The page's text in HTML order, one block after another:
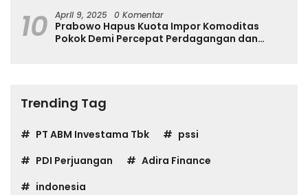
10 April 9, 2025 0 Komentar
Prabowo Hapus Kuota Impor Komoditas
Pokok Demi Percepat Perdagangan dan
Trending Tag
PT ABM Investama Tbk
pssi
PDI Perjuangan
Adira Finance
indonesia